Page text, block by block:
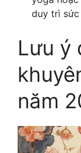
duy trì
Lưu ý
năm